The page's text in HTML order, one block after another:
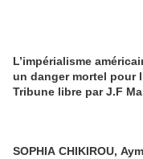
L’impérialisme
un danger mortel pour
Tribune libre par J.F
SOPHIA CHIKIROU,